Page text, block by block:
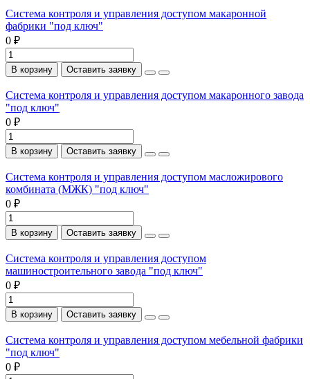
Система контроля и управления доступом макаронной
фабрики "под ключ"
0 ₽
В корзину Оставить заявку
Система контроля и управления доступом макаронного завода
"под ключ"
0 ₽
В корзину Оставить заявку
Система контроля и управления доступом масложирового
комбината (МЖК) "под ключ"
0 ₽
В корзину Оставить заявку
Система контроля и управления доступом
машиностроительного завода "под ключ"
0 ₽
В корзину Оставить заявку
Система контроля и управления доступом мебельной фабрики
"под ключ"
0 ₽